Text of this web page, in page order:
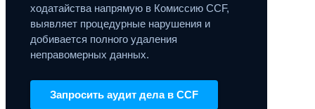
ходатайства напрямую в Комиссию CCF,
выявляет процедурные нарушения и
добивается полного удаления
неправомерных данных.
Запросить аудит дела в CCF